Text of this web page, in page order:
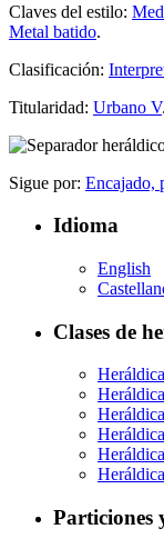
Claves del estilo:
Metal batido.
Clasificación:
Titularidad: Urbano V.
Sigue por: Encajado,
Idioma
English
Clases de
Particiones